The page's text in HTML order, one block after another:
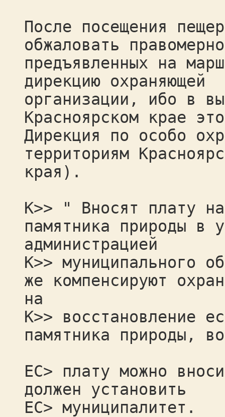
После посещения
обжаловать
предъявленных на
дирекцию охраняющей
организации, ибо в
Красноярском крае это
Дирекция по особо
территориям
края).
К>> " Вносят плату
памятника природы в
администрацией
К>> муниципального
же компенсируют
на
К>> восстановление
памятника природы,
ЕС> плату можно
должен установить
ЕС> муниципалитет.